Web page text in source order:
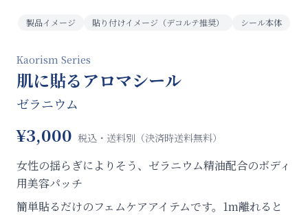
製品イメージ 貼り付けイメージ（デコルテ推奨） シール本体
Kaorism Series
肌に貼るアロマシール
ゼラニウム
¥3,000 税込・送料別（決済時送料無料）
女性の揺らぎによりそう、ゼラニウム精油配合のボディ
用美容パッチ
簡単貼るだけのフェムケアアイテムです。1m離れると